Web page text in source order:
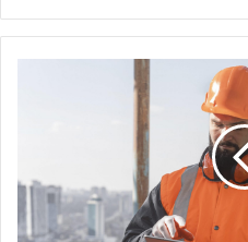
construcții
industriale
în